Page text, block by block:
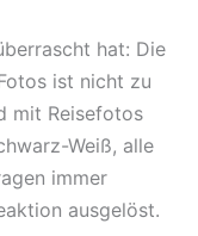
hat: Die
ist nicht zu
mit Reisefotos
Weiß, alle
immer
ausgelöst.